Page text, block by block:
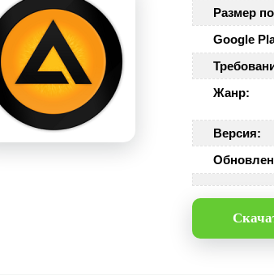
Размер
Google
Жанр:
Версия: